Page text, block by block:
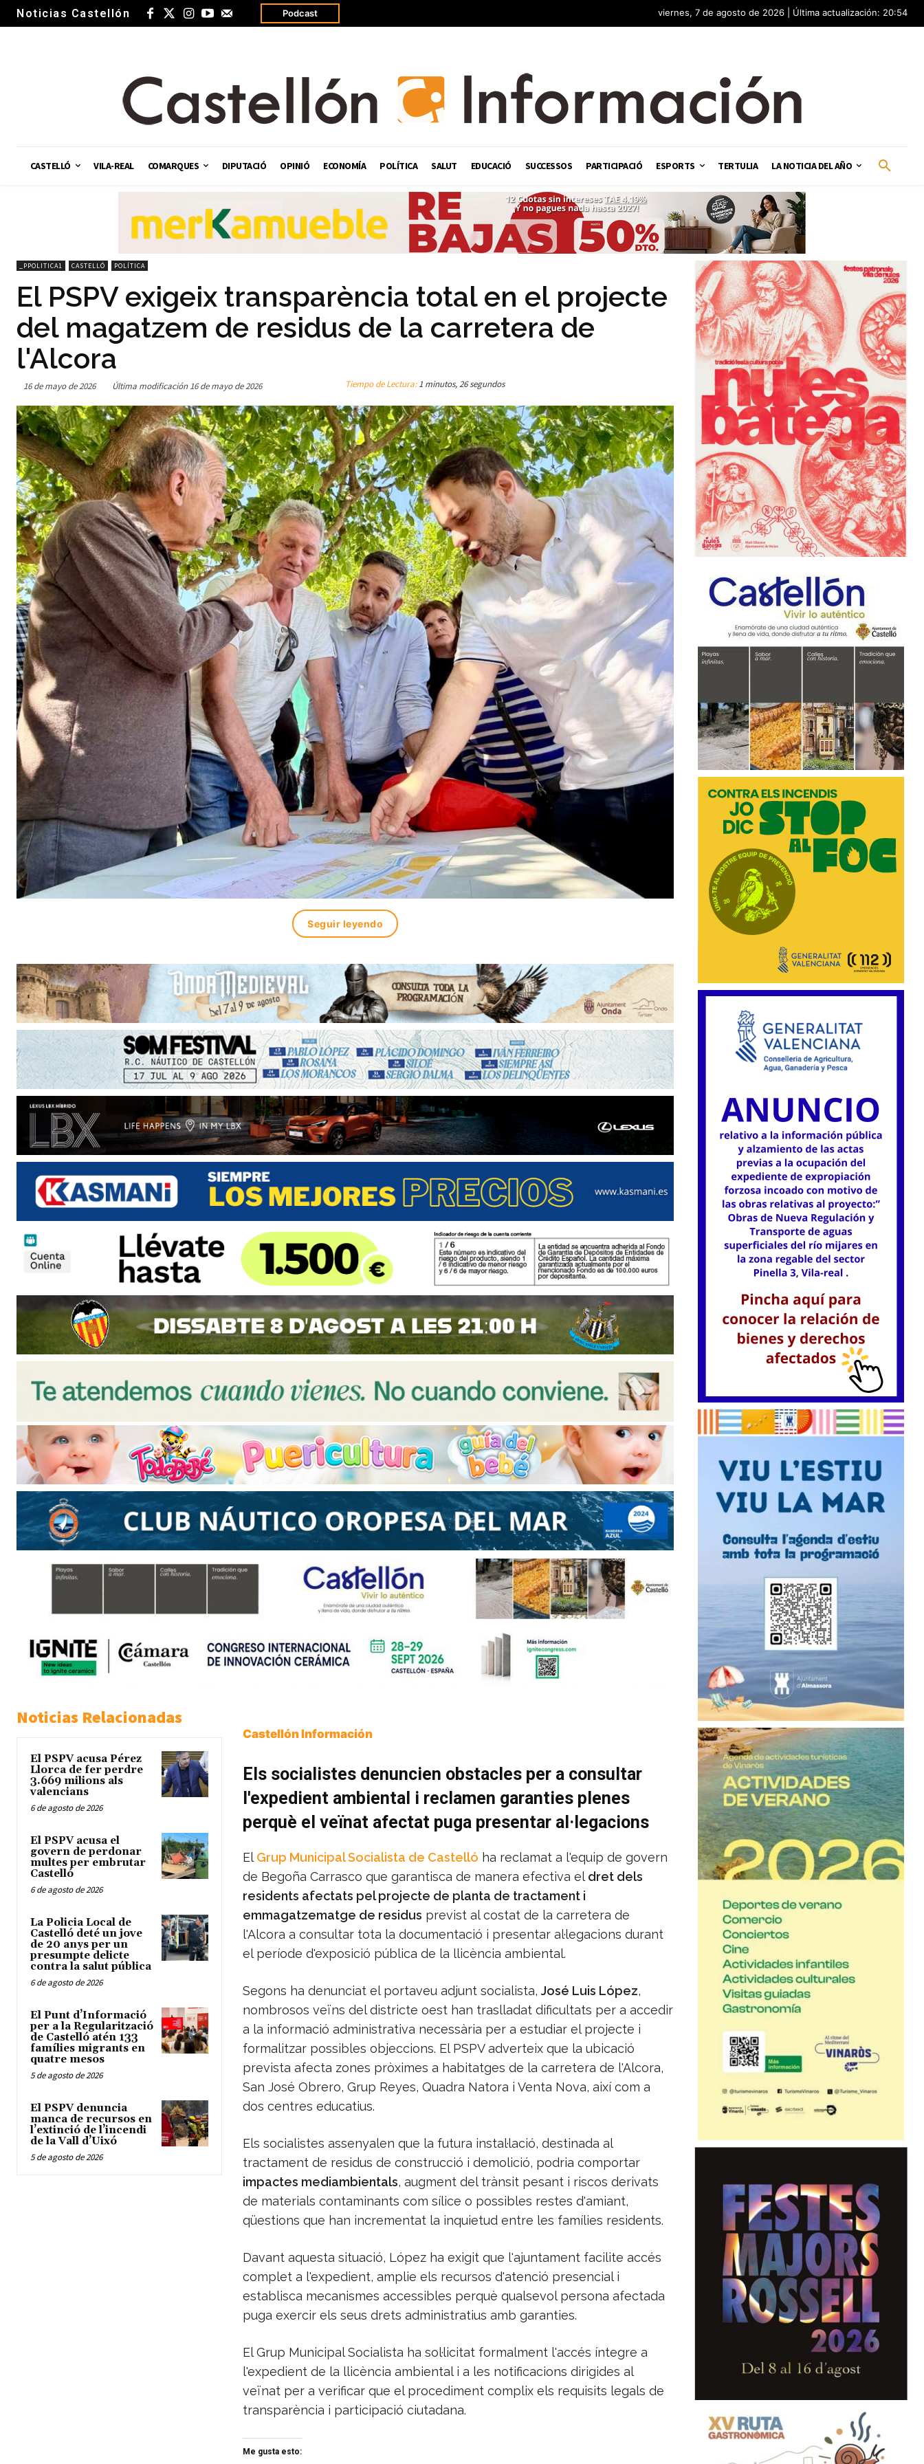
Noticias Castellón Podcast viernes, 7 de agosto de 2026 | Última actualización: 20:54
CASTELLÓ VILA-REAL COMARQUES DIPUTACIÓ OPINIÓ ECONOMÍA POLÍTICA SALUT EDUCACIÓ SUCCESSOS PARTICIPACIÓ ESPORTS TERTULIA LA NOTICIA DEL AÑO
_PPOLITICA1 CASTELLÓ POLÍTICA
El PSPV exigeix transparència total en el projecte
del magatzem de residus de la carretera de
l'Alcora
16 de mayo de 2026 Última modificación 16 de mayo de 2026 Tiempo de Lectura:1 minutos, 26 segundos
Seguir leyendo
Noticias Relacionadas
El PSPV acusa Pérez
Llorca de fer perdre
3.669 milions als
valencians
6 de agosto de 2026
El PSPV acusa el
govern de perdonar
multes per embrutar
Castelló
6 de agosto de 2026
La Policia Local de
Castelló deté un jove
de 20 anys per un
presumpte delicte
contra la salut pública
6 de agosto de 2026
El Punt d’Informació
per a la Regularització
de Castelló atén 133
famílies migrants en
quatre mesos
5 de agosto de 2026
El PSPV denuncia
manca de recursos en
l’extinció de l’incendi
de la Vall d’Uixó
5 de agosto de 2026
Castellón Información
Els socialistes denuncien obstacles per a consultar
l'expedient ambiental i reclamen garanties plenes
perquè el veïnat afectat puga presentar al·legacions
El Grup Municipal Socialista de Castelló ha reclamat a l'equip de govern
de Begoña Carrasco que garantisca de manera efectiva el dret dels
residents afectats pel projecte de planta de tractament i
emmagatzematge de residus previst al costat de la carretera de
l'Alcora a consultar tota la documentació i presentar al·legacions durant
el període d'exposició pública de la llicència ambiental.
Segons ha denunciat el portaveu adjunt socialista, José Luis López,
nombrosos veïns del districte oest han traslladat dificultats per a accedir
a la informació administrativa necessària per a estudiar el projecte i
formalitzar possibles objeccions. El PSPV adverteix que la ubicació
prevista afecta zones pròximes a habitatges de la carretera de l'Alcora,
San José Obrero, Grup Reyes, Quadra Natora i Venta Nova, així com a
dos centres educatius.
Els socialistes assenyalen que la futura instal·lació, destinada al
tractament de residus de construcció i demolició, podria comportar
impactes mediambientals, augment del trànsit pesant i riscos derivats
de materials contaminants com sílice o possibles restes d'amiant,
qüestions que han incrementat la inquietud entre les famílies residents.
Davant aquesta situació, López ha exigit que l'ajuntament facilite accés
complet a l'expedient, amplie els recursos d'atenció presencial i
establisca mecanismes accessibles perquè qualsevol persona afectada
puga exercir els seus drets administratius amb garanties.
El Grup Municipal Socialista ha sol·licitat formalment l'accés íntegre a
l'expedient de la llicència ambiental i a les notificacions dirigides al
veïnat per a verificar que el procediment complix els requisits legals de
transparència i participació ciutadana.
Me gusta esto: